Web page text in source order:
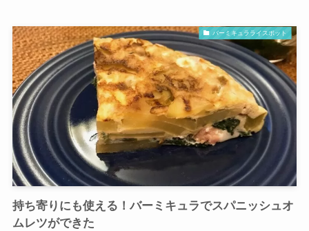
バーミキュラライスポット
持ち寄りにも使える！バーミキュラでスパニッシュオ
ムレツができた